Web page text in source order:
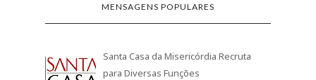
MENSAGENS POPULARES
Santa Casa da Misericórdia Recruta
para Diversas Funções